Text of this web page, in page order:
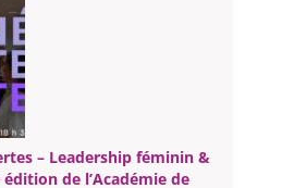
– Leadership féminin &
de l’Académie de